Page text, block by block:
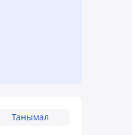
Танымал